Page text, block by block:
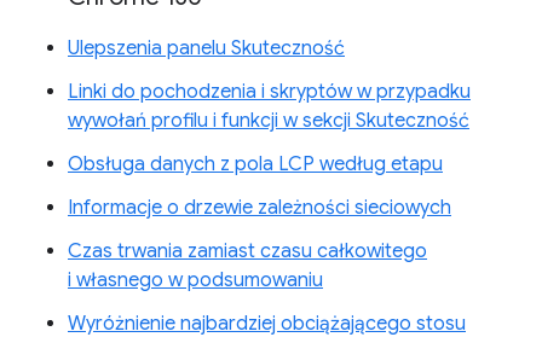
Ulepszenia panelu Skuteczność
Linki do pochodzenia i skryptów w przypadku
wywołań profilu i funkcji w sekcji Skuteczność
Obsługa danych z pola LCP według etapu
Informacje o drzewie zależności sieciowych
Czas trwania zamiast czasu całkowitego
i własnego w podsumowaniu
Wyróżnienie najbardziej obciążającego stosu